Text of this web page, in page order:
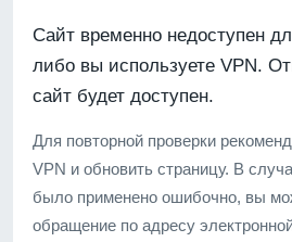
Сайт временно недоступен
либо вы используете VPN.
сайт будет доступен.
Для повторной проверки
VPN и обновить страницу. В
было применено ошибочно, вы
обращение по адресу